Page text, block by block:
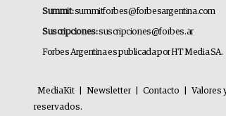
Summit:summitforbes@forbesargentina.com
Suscripciones:suscripciones@forbes.ar
Forbes Argentina es publicada por HT Media SA.
MediaKit Newsletter Contacto Valores
reservados.